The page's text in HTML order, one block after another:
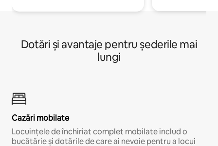
Dotări și avantaje pentru șederile mai
lungi
Cazări mobilate
Locuințele de închiriat complet mobilate includ o
bucătărie și dotările de care ai nevoie pentru a locui